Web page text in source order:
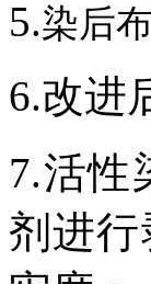
5.染后
6.改进
7.活性
剂进